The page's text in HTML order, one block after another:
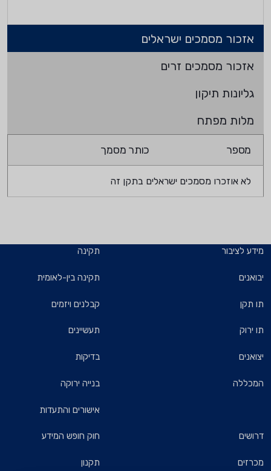
אזכור מסמכים ישראלים
אזכור מסמכים זרים
גליונות תיקון
מלות מפתח
מספר כותר מסמך
לא אוזכרו מסמכים ישראלים בתקן זה
מידע לציבור
יבואנים
תו תקן
תו ירוק
יצואנים
המכללה
תקינה
תקינה בין-לאומית
קבלנים ויזמים
תעשיינים
בדיקות
בנייה ירוקה
אישורים והתעדות
דרושים
מכרזים
חוק חופש המידע
תקנון